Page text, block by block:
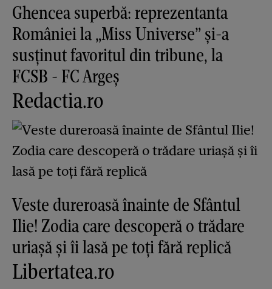
Ghencea superbă: reprezentanta
României la „Miss Universe” și-a
susținut favoritul din tribune, la
FCSB - FC Argeș
Redactia.ro
Veste dureroasă înainte de Sfântul
Ilie! Zodia care descoperă o trădare
uriașă și îi lasă pe toți fără replică
Libertatea.ro